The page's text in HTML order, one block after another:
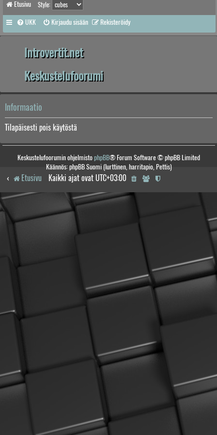
Etusivu Style:
UKK Kirjaudu sisään Rekisteröidy
Introvertit.net
Keskustelufoorumi
Informaatio
Tilapäisesti pois käytöstä
Keskustelufoorumin ohjelmistophpBB® Forum Software © phpBB Limited
Käännös: phpBB Suomi (lurttinen, harritapio, Pettis)
Etusivu Kaikki ajat ovat UTC+03:00